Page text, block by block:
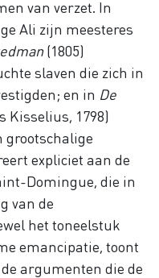
van verzet. In
Ali zijn meesteres
(1805)
slaven die zich in
en in De
Kisselius, 1798)
grootschalige
expliciet aan de
Domingue, die in
van de
het toneelstuk
emancipatie, toont
argumenten die de